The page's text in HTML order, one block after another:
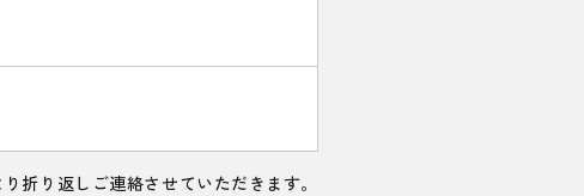
折り返しご連絡させていただきます。